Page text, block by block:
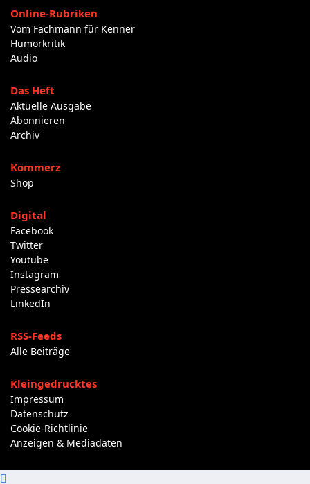
Online-Rubriken
Vom Fachmann für Kenner
Humorkritik
Audio
Das Heft
Aktuelle Ausgabe
Abonnieren
Archiv
Kommerz
Shop
Digital
Facebook
Twitter
Youtube
Instagram
Pressearchiv
LinkedIn
RSS-Feeds
Alle Beiträge
Kleingedrucktes
Impressum
Datenschutz
Cookie-Richtlinie
Anzeigen & Mediadaten